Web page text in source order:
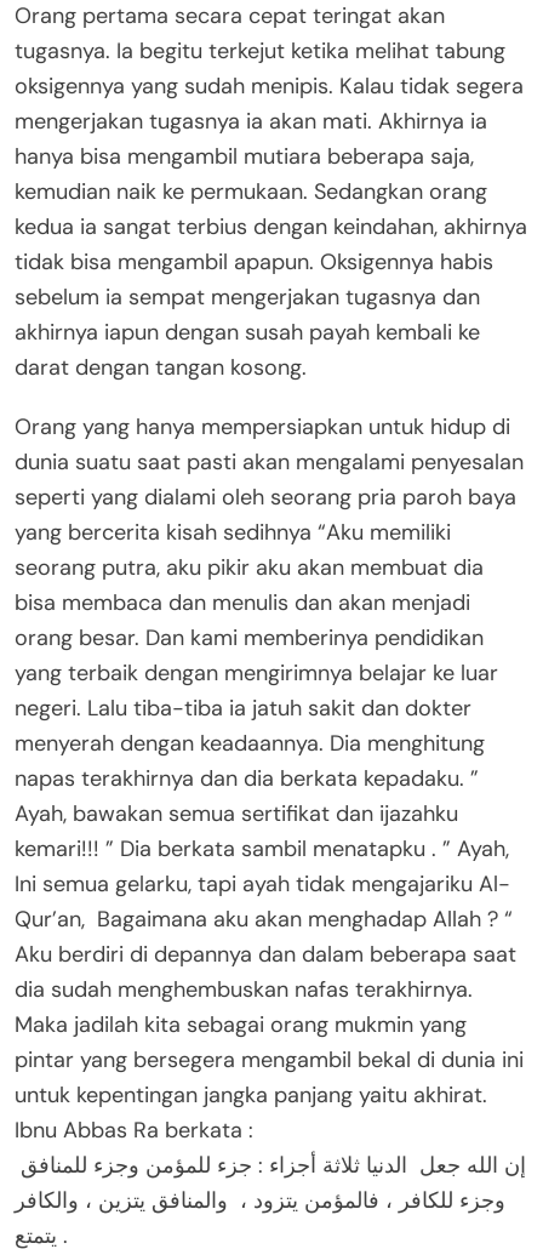
Orang pertama secara cepat teringat akan
tugasnya. Ia begitu terkejut ketika melihat tabung
oksigennya yang sudah menipis. Kalau tidak segera
mengerjakan tugasnya ia akan mati. Akhirnya ia
hanya bisa mengambil mutiara beberapa saja,
kemudian naik ke permukaan. Sedangkan orang
kedua ia sangat terbius dengan keindahan, akhirnya
tidak bisa mengambil apapun. Oksigennya habis
sebelum ia sempat mengerjakan tugasnya dan
akhirnya iapun dengan susah payah kembali ke
darat dengan tangan kosong.
Orang yang hanya mempersiapkan untuk hidup di
dunia suatu saat pasti akan mengalami penyesalan
seperti yang dialami oleh seorang pria paroh baya
yang bercerita kisah sedihnya “Aku memiliki
seorang putra, aku pikir aku akan membuat dia
bisa membaca dan menulis dan akan menjadi
orang besar. Dan kami memberinya pendidikan
yang terbaik dengan mengirimnya belajar ke luar
negeri. Lalu tiba-tiba ia jatuh sakit dan dokter
menyerah dengan keadaannya. Dia menghitung
napas terakhirnya dan dia berkata kepadaku. ”
Ayah, bawakan semua sertifikat dan ijazahku
kemari!!! ” Dia berkata sambil menatapku . ” Ayah,
Ini semua gelarku, tapi ayah tidak mengajariku Al-
Qur’an, Bagaimana aku akan menghadap Allah ? “
Aku berdiri di depannya dan dalam beberapa saat
dia sudah menghembuskan nafas terakhirnya.
Maka jadilah kita sebagai orang mukmin yang
pintar yang bersegera mengambil bekal di dunia ini
untuk kepentingan jangka panjang yaitu akhirat.
Ibnu Abbas Ra berkata :
وجزء للكافر ، فالمؤمن يتزود ، والمنافق يتزين ، والكافر
يتمتع .